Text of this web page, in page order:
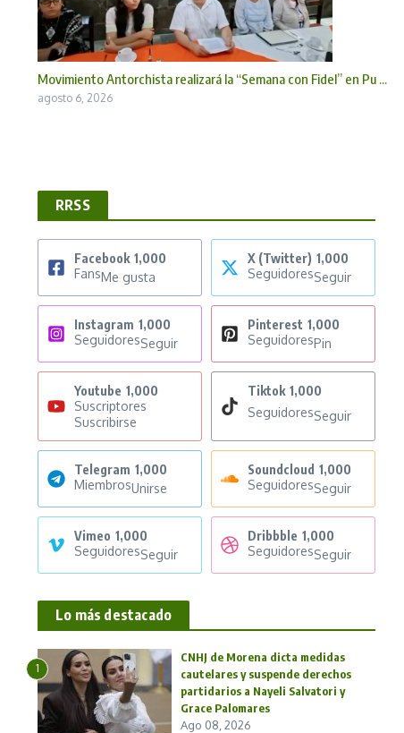
Movimiento Antorchista realizará la “Semana con Fidel” en Pu ...
agosto 6, 2026
RRSS
Facebook 1,000
FansMe gusta
X (Twitter) 1,000
SeguidoresSeguir
Instagram 1,000
SeguidoresSeguir
Pinterest 1,000
SeguidoresPin
Youtube 1,000
Suscriptores
Suscribirse
Tiktok 1,000
SeguidoresSeguir
Telegram 1,000
MiembrosUnirse
Soundcloud 1,000
SeguidoresSeguir
Vimeo 1,000
SeguidoresSeguir
Dribbble 1,000
SeguidoresSeguir
Lo más destacado
1
CNHJ de Morena dicta medidas
cautelares y suspende derechos
partidarios a Nayeli Salvatori y
Grace Palomares
Ago 08, 2026